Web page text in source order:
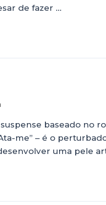
de fazer …
baseado no
me” – é o
uma pele